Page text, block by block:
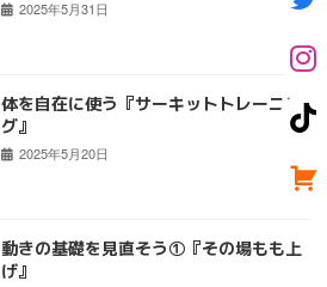
2025年5月31日
体を自在に使う『サーキットトレーニン
グ』
2025年5月20日
動きの基礎を見直そう①『その場もも上
げ』